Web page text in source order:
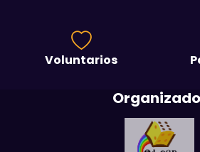
Voluntarios